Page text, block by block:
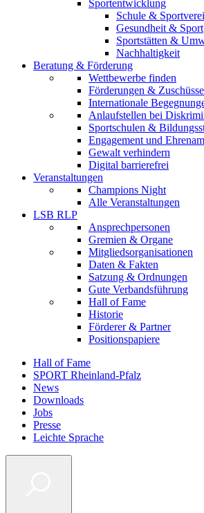
Sportentwicklung
Schule &
Gesundheit & Sport
Sportstätten &
Nachhaltigkeit
Beratung & Förderung
Wettbewerbe finden
Förderungen & Zuschüsse
Internationale
Anlaufstellen bei
Sportschulen &
Engagement und
Gewalt verhindern
Digital barrierefrei
Veranstaltungen
Champions Night
Alle Veranstaltungen
LSB RLP
Ansprechpersonen
Gremien & Organe
Mitgliedsorganisationen
Daten & Fakten
Satzung & Ordnungen
Gute Verbandsführung
Hall of Fame
Historie
Förderer & Partner
Positionspapiere
Metanavigation
Hall of Fame
SPORT Rheinland-Pfalz
News
Downloads
Jobs
Presse
Leichte Sprache